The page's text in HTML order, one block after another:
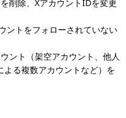
削除、XアカウントIDを変更
ントをフォローされていない
ント（架空アカウント、他人
る複数アカウントなど）を